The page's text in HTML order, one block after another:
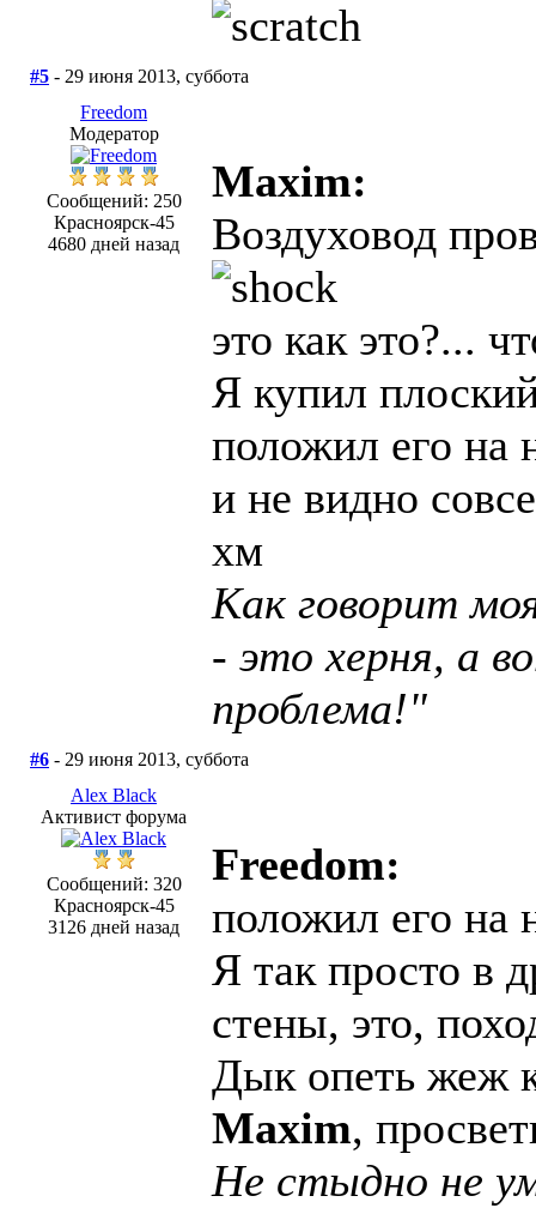
#5 - 29 июня 2013, суббота
Freedom
Модератор
Сообщений: 250
Красноярск-45
4680 дней назад
Maxim:
Воздуховод
это как это?...
Я купил
положил его на
и не видно
хм
Как говорит
- это херня, а
проблема!"
#6 - 29 июня 2013, суббота
Alex Black
Активист форума
Сообщений: 320
Красноярск-45
3126 дней назад
Freedom:
положил его на
Я так просто в
стены, это,
Дык опеть жеж
Maxim,
Не стыдно не